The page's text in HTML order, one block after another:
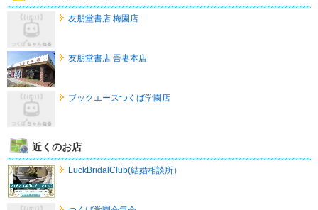
友朋堂書店 梅園店
友朋堂書店 吾妻本店
ブックエースつくば学園店
近くのお店
LuckBridalClub(結婚相談所）